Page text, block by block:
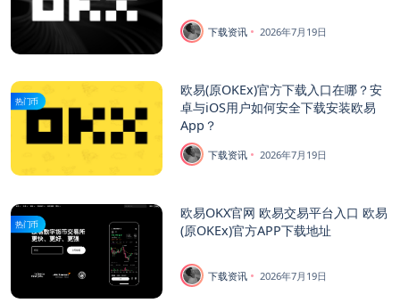
下载资讯 2026年7月19日
热门币
欧易(原OKEx)官方下载入口在哪？安
卓与iOS用户如何安全下载安装欧易
App？
下载资讯 2026年7月19日
热门币
欧易OKX官网 欧易交易平台入口 欧易
(原OKEx)官方APP下载地址
下载资讯 2026年7月19日